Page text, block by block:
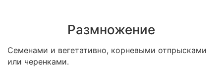
Размножение
Семенами и вегетативно, корневыми отпрысками
или черенками.